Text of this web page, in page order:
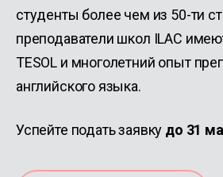
студенты более чем из 50-ти
преподаватели школ ILAC
TESOL и многолетний опыт
английского языка.
Успейте подать заявку до 31